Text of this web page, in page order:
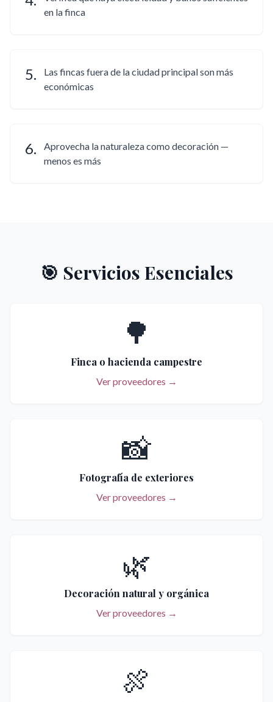
en la finca
5.
Las fincas fuera de la ciudad principal son más
económicas
6.
Aprovecha la naturaleza como decoración —
menos es más
🎯 Servicios Esenciales
🌳
Finca o hacienda campestre
Ver proveedores →
📸
Fotografía de exteriores
Ver proveedores →
🌿
Decoración natural y orgánica
Ver proveedores →
🍖